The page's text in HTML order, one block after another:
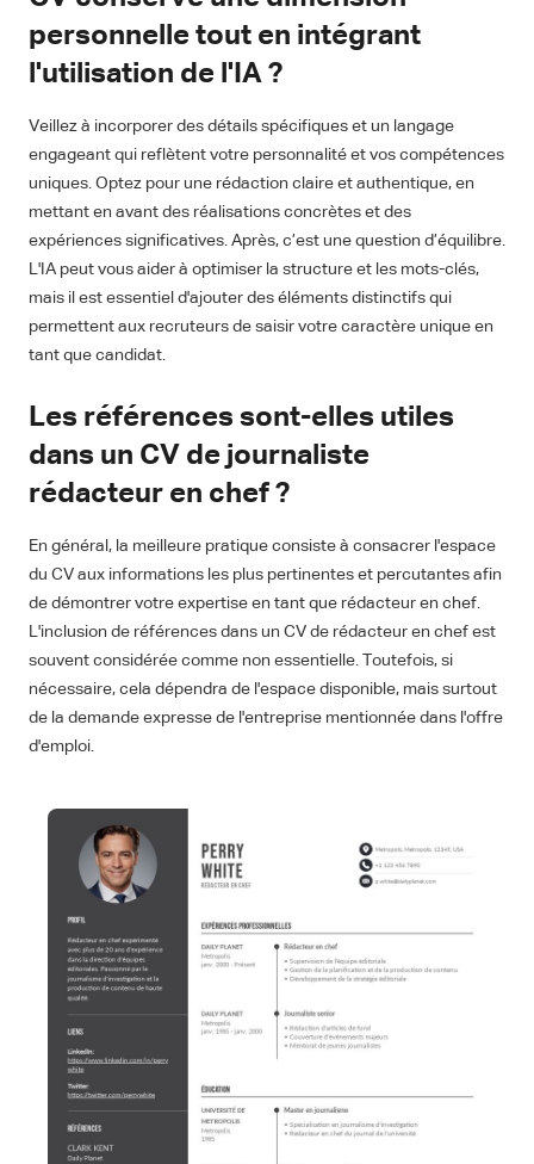
personnelle tout en intégrant
l'utilisation de l'IA ?
Veillez à incorporer des détails spécifiques et un langage
engageant qui reflètent votre personnalité et vos compétences
uniques. Optez pour une rédaction claire et authentique, en
mettant en avant des réalisations concrètes et des
expériences significatives. Après, c’est une question d’équilibre.
L'IA peut vous aider à optimiser la structure et les mots-clés,
mais il est essentiel d'ajouter des éléments distinctifs qui
permettent aux recruteurs de saisir votre caractère unique en
tant que candidat.
Les références sont-elles utiles
dans un CV de journaliste
rédacteur en chef ?
En général, la meilleure pratique consiste à consacrer l'espace
du CV aux informations les plus pertinentes et percutantes afin
de démontrer votre expertise en tant que rédacteur en chef.
L'inclusion de références dans un CV de rédacteur en chef est
souvent considérée comme non essentielle. Toutefois, si
nécessaire, cela dépendra de l'espace disponible, mais surtout
de la demande expresse de l'entreprise mentionnée dans l'offre
d'emploi.